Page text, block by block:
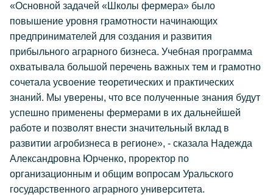
«Основной задачей «Школы фермера» было
повышение уровня грамотности начинающих
предпринимателей для создания и развития
прибыльного аграрного бизнеса. Учебная программа
охватывала большой перечень важных тем и грамотно
сочетала усвоение теоретических и практических
знаний. Мы уверены, что все полученные знания будут
успешно применены фермерами в их дальнейшей
работе и позволят внести значительный вклад в
развитии агробизнеса в регионе», - сказала Надежда
Александровна Юрченко, проректор по
организационным и общим вопросам Уральского
государственного аграрного университета.